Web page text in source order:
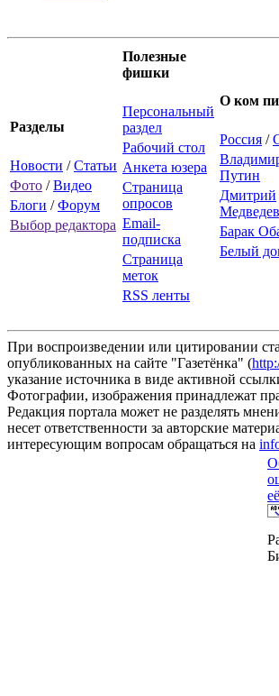
Разделы
Новости /Статьи
Фото /Видео
Блоги /Форум
Выбор редактора
Полезные
фишки
Персональный
раздел
Рабочий стол
Анкета юзера
Страница
опросов
Email-
подписка
Страница
меток
RSS ленты
О ком
Россия /
Путин
Дмитрий
Медведев
Барак
Белый
При воспроизведении или цитировании
опубликованных на сайте "Газетёнка" (
указание источника в виде активной
Фотографии, изображения принадлежат
Редакция портала может не разделять
несет ответственности за авторские
интересующим вопросам обращаться на